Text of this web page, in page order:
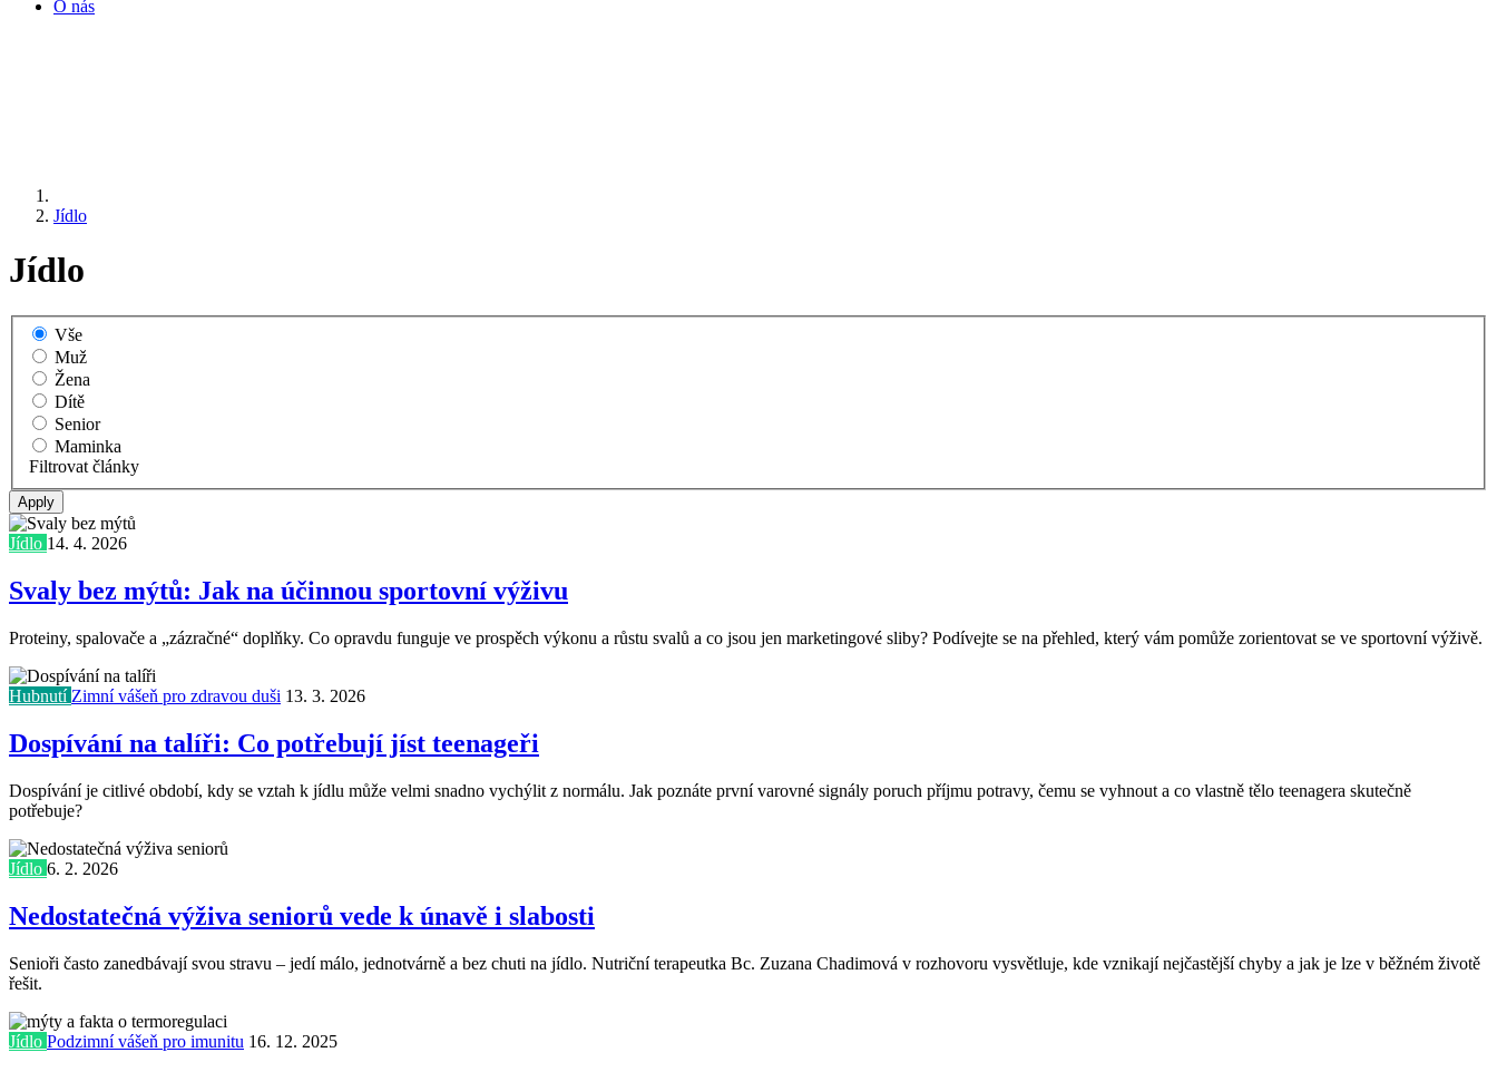
O nás
Jídlo
Jídlo
Vše
Muž
Žena
Dítě
Senior
Maminka
Filtrovat články
Jídlo 14. 4. 2026
Svaly bez mýtů: Jak na účinnou sportovní výživu
Proteiny, spalovače a „zázračné“ doplňky. Co opravdu funguje ve prospěch výkonu a růstu svalů a co jsou jen marketingové sliby? Podívejte se na přehled, který vám pomůže zorientovat se ve sportovní výživě.
Hubnutí Zimní vášeň pro zdravou duši 13. 3. 2026
Dospívání na talíři: Co potřebují jíst teenageři
Dospívání je citlivé období, kdy se vztah k jídlu může velmi snadno vychýlit z normálu. Jak poznáte první varovné signály poruch příjmu potravy, čemu se vyhnout a co vlastně tělo teenagera skutečně
potřebuje?
Jídlo 6. 2. 2026
Nedostatečná výživa seniorů vede k únavě i slabosti
Senioři často zanedbávají svou stravu – jedí málo, jednotvárně a bez chuti na jídlo. Nutriční terapeutka Bc. Zuzana Chadimová v rozhovoru vysvětluje, kde vznikají nejčastější chyby a jak je lze v běžném životě
řešit.
Jídlo Podzimní vášeň pro imunitu 16. 12. 2025